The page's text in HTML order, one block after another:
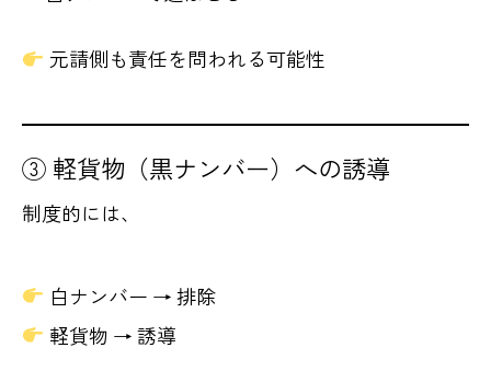
元請側も責任を問われる可能性
③ 軽貨物（黒ナンバー）への誘導
制度的には、
白ナンバー → 排除
軽貨物 → 誘導